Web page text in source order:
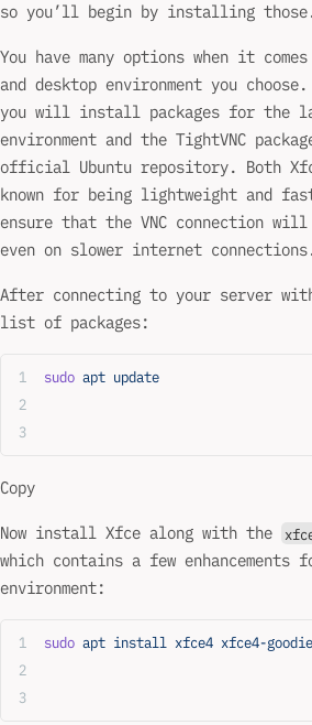
so you’ll begin by installing
You have many options when it
and desktop environment you
you will install packages for the
environment and the TightVNC
official Ubuntu repository. Both
known for being lightweight and
ensure that the VNC connection will
even on slower internet
After connecting to your server
list of packages:
sudo apt update
Copy
Now install Xfce along with the
which contains a few enhancements
environment:
sudo apt install xfce4 xfce4-